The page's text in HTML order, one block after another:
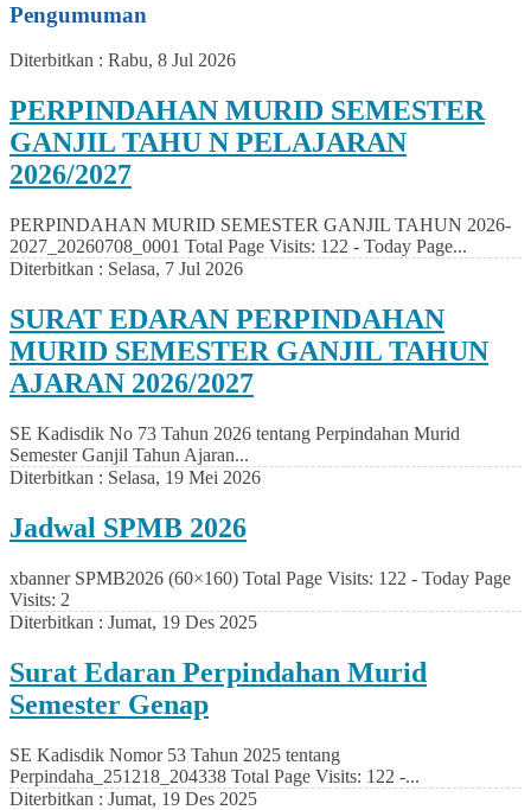
Pengumuman
Diterbitkan : Rabu, 8 Jul 2026
PERPINDAHAN MURID SEMESTER
GANJIL TAHU N PELAJARAN
2026/2027
PERPINDAHAN MURID SEMESTER GANJIL TAHUN 2026-
2027_20260708_0001 Total Page Visits: 122 - Today Page...
Diterbitkan : Selasa, 7 Jul 2026
SURAT EDARAN PERPINDAHAN
MURID SEMESTER GANJIL TAHUN
AJARAN 2026/2027
SE Kadisdik No 73 Tahun 2026 tentang Perpindahan Murid
Semester Ganjil Tahun Ajaran...
Diterbitkan : Selasa, 19 Mei 2026
Jadwal SPMB 2026
xbanner SPMB2026 (60×160) Total Page Visits: 122 - Today Page
Visits: 2
Diterbitkan : Jumat, 19 Des 2025
Surat Edaran Perpindahan Murid
Semester Genap
SE Kadisdik Nomor 53 Tahun 2025 tentang
Perpindaha_251218_204338 Total Page Visits: 122 -...
Diterbitkan : Jumat, 19 Des 2025